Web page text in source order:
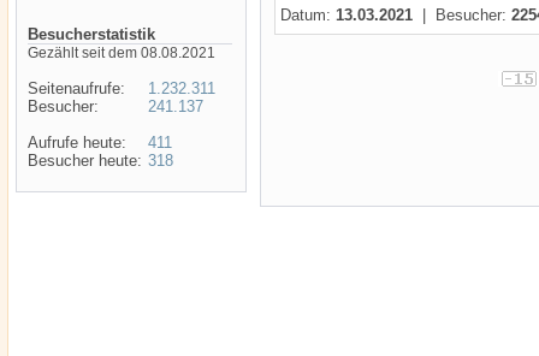
Besucherstatistik
Gezählt seit dem 08.08.2021
Seitenaufrufe:
Besucher:
Aufrufe heute:
Besucher heute:
1.232.311
241.137
411
318
Datum: 13.03.2021 | Besucher: